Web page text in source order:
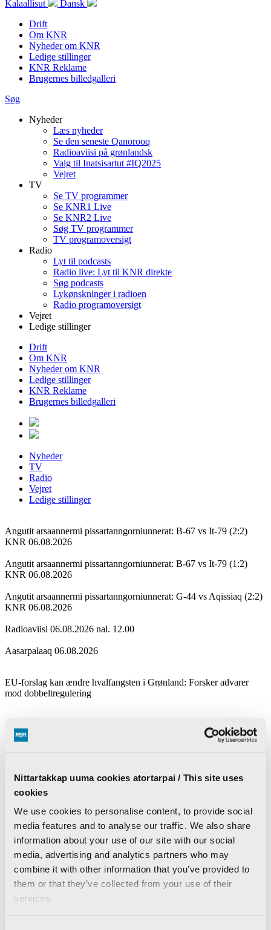
Nittartakkap uuma cookies atortarpai / This site uses
cookies
We use cookies to personalise content, to provide social
media features and to analyse our traffic. We also share
information about your use of our site with our social
media, advertising and analytics partners who may
combine it with other information that you’ve provided to
them or that they’ve collected from your use of their
services.
Kalaallisut
Dansk
Drift
Om KNR
Nyheder om KNR
Ledige stillinger
KNR Reklame
Brugernes billedgalleri
Søg
Nyheder
Læs nyheder
Se den seneste Qanorooq
Radioaviisi på grønlandsk
Valg til Inatsisartut #IQ2025
Vejret
TV
Se TV programmer
Se KNR1 Live
Se KNR2 Live
Søg TV programmer
TV programoversigt
Radio
Lyt til podcasts
Radio live: Lyt til KNR direkte
Søg podcasts
Lykønskninger i radioen
Radio programoversigt
Vejret
Ledige stillinger
Drift
Om KNR
Nyheder om KNR
Ledige stillinger
KNR Reklame
Brugernes billedgalleri
Nyheder
TV
Radio
Vejret
Ledige stillinger
Angutit arsaannermi pissartanngorniunnerat: B-67 vs It-79 (2:2)
KNR 06.08.2026
Angutit arsaannermi pissartanngorniunnerat: B-67 vs It-79 (1:2)
KNR 06.08.2026
Angutit arsaannermi pissartanngorniunnerat: G-44 vs Aqissiaq (2:2)
KNR 06.08.2026
Radioaviisi 06.08.2026 nal. 12.00
Aasarpalaaq 06.08.2026
EU-forslag kan ændre hvalfangsten i Grønland: Forsker advarer
mod dobbeltregulering
Kajakparade i København sætter fokus på grønlandsk kultur og
retten til selvbestemmelse
Beboere i Qeqertarsuaq om Arktisk Station:
mere
Døgnrapport:Sække med pant stjålet fra KK Engros
Ukraine angriber russisk raffinaderi 1300 kilometer fra frontlinjen
Mest læste i dag